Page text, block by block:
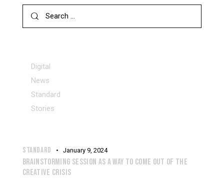
Digital
News
Standard
Stories
STANDARD January 9, 2024
BRAINSTORMING SESSION AS A WAY TO COME OUT OF THE
CREATIVE CRISIS